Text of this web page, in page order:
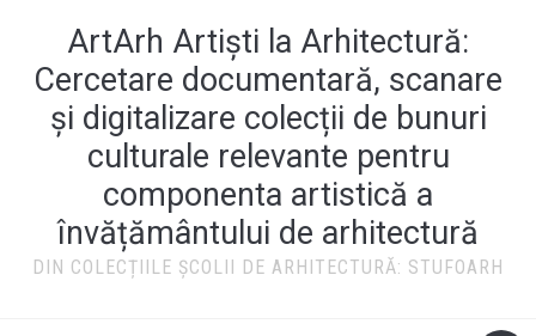
ArtArh Artiști la Arhitectură:
Cercetare documentară, scanare
și digitalizare colecții de bunuri
culturale relevante pentru
componenta artistică a
învățământului de arhitectură
DIN COLECȚIILE ȘCOLII DE ARHITECTURĂ: STUFOARH